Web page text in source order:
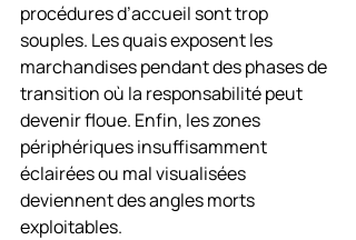
procédures d’accueil sont trop
souples. Les quais exposent les
marchandises pendant des phases de
transition où la responsabilité peut
devenir floue. Enfin, les zones
périphériques insuffisamment
éclairées ou mal visualisées
deviennent des angles morts
exploitables.